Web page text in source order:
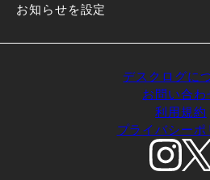
お知らせを設定
デスクログに
お問い合わ
利用規約
プライバシーポ